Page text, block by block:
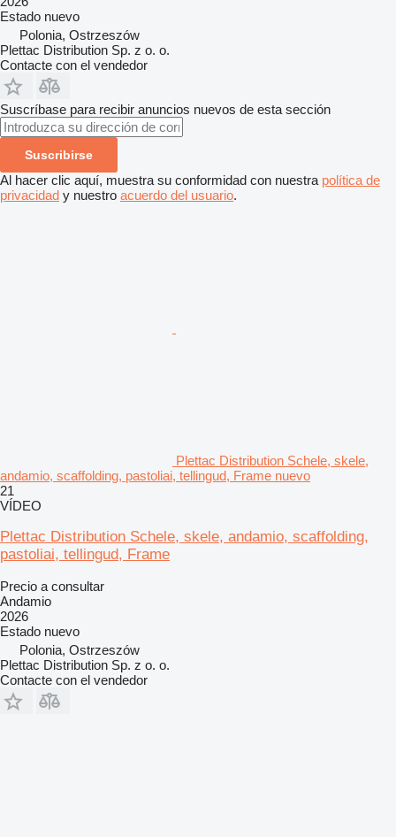
Estado nuevo
Polonia, Ostrzeszów
Plettac Distribution Sp. z o. o.
Contacte con el vendedor
Suscríbase para recibir anuncios nuevos de esta sección
Suscribirse
Al hacer clic aquí, muestra su conformidad con nuestra política de
privacidad y nuestro acuerdo del usuario.
Plettac Distribution Schele, skele,
andamio, scaffolding, pastoliai, tellingud, Frame nuevo
21
VÍDEO
Plettac Distribution Schele, skele, andamio, scaffolding,
pastoliai, tellingud, Frame
Precio a consultar
Andamio
2026
Estado nuevo
Polonia, Ostrzeszów
Plettac Distribution Sp. z o. o.
Contacte con el vendedor